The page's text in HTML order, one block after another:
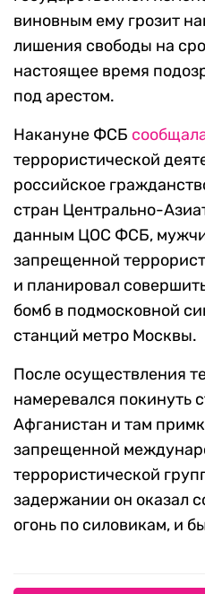
виновным ему грозит
лишения свободы на
настоящее время
под арестом.
Накануне ФСБ
террористической
российское
стран Центрально-
данным ЦОС ФСБ,
запрещенной
и планировал
бомб в подмосковной
станций метро Москвы.
После осуществления
намеревался покинуть
Афганистан и там
запрещенной
террористической
задержании он оказал
огонь по силовикам, и